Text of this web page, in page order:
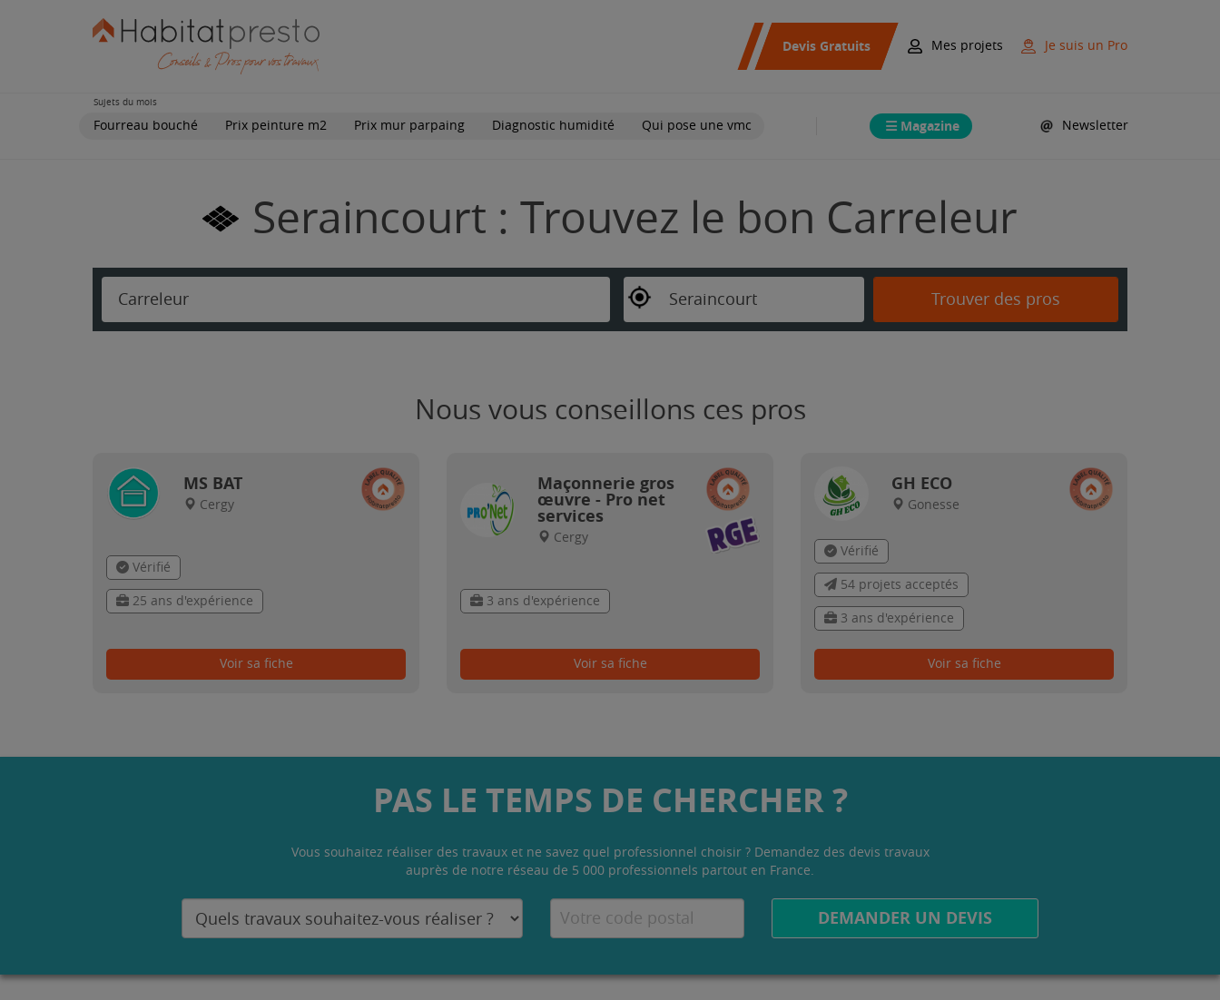
Devis Gratuits Mes projets Je suis un Pro
Sujets du mois
Fourreau bouché Prix peinture m2 Prix mur parpaing Diagnostic humidité Qui pose une vmc Magazine Newsletter
Seraincourt : Trouvez le bon Carreleur
Carreleur Seraincourt Trouver des pros
Nous vous conseillons ces pros
MS BAT
Cergy
Vérifié
25 ans d'expérience
Voir sa fiche
Maçonnerie gros
œuvre - Pro net
services
Cergy
3 ans d'expérience
Voir sa fiche
GH ECO
Gonesse
Vérifié
54 projets acceptés
3 ans d'expérience
Voir sa fiche
PAS LE TEMPS DE CHERCHER ?
Vous souhaitez réaliser des travaux et ne savez quel professionnel choisir ? Demandez des devis travaux
auprès de notre réseau de 5 000 professionnels partout en France.
DEMANDER UN DEVIS